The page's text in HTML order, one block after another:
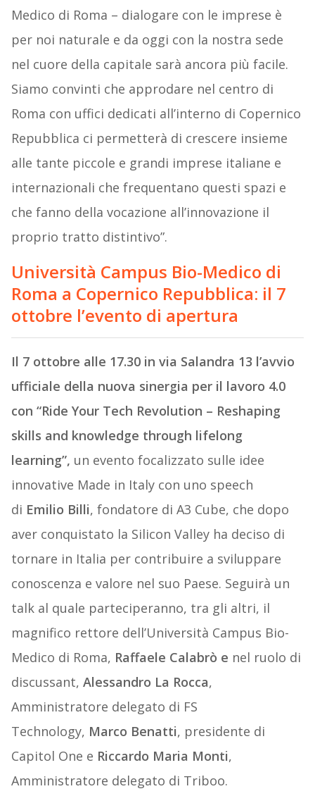
Medico di Roma – dialogare con le imprese è
per noi naturale e da oggi con la nostra sede
nel cuore della capitale sarà ancora più facile.
Siamo convinti che approdare nel centro di
Roma con uffici dedicati all’interno di Copernico
Repubblica ci permetterà di crescere insieme
alle tante piccole e grandi imprese italiane e
internazionali che frequentano questi spazi e
che fanno della vocazione all’innovazione il
proprio tratto distintivo”.
Università Campus Bio-Medico di
Roma a Copernico Repubblica: il 7
ottobre l’evento di apertura
Il 7 ottobre alle 17.30 in via Salandra 13 l’avvio
ufficiale della nuova sinergia per il lavoro 4.0
con “Ride Your Tech Revolution – Reshaping
skills and knowledge through lifelong
learning”, un evento focalizzato sulle idee
innovative Made in Italy con uno speech
di Emilio Billi, fondatore di A3 Cube, che dopo
aver conquistato la Silicon Valley ha deciso di
tornare in Italia per contribuire a sviluppare
conoscenza e valore nel suo Paese. Seguirà un
talk al quale parteciperanno, tra gli altri, il
magnifico rettore dell’Università Campus Bio-
Medico di Roma, Raffaele Calabrò e nel ruolo di
discussant, Alessandro La Rocca,
Amministratore delegato di FS
Technology, Marco Benatti, presidente di
Capitol One e Riccardo Maria Monti,
Amministratore delegato di Triboo.